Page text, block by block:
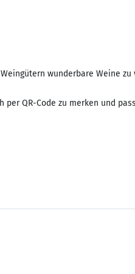
wunderbare Weine zu
QR-Code zu merken und